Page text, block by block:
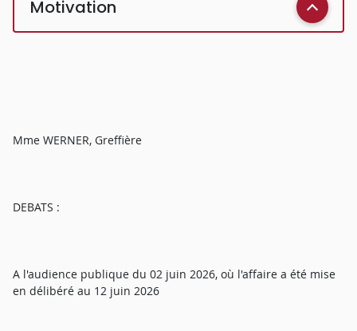
Motivation
Mme WERNER, Greffière
DEBATS :
A l'audience publique du 02 juin 2026, où l'affaire a été mise
en délibéré au 12 juin 2026